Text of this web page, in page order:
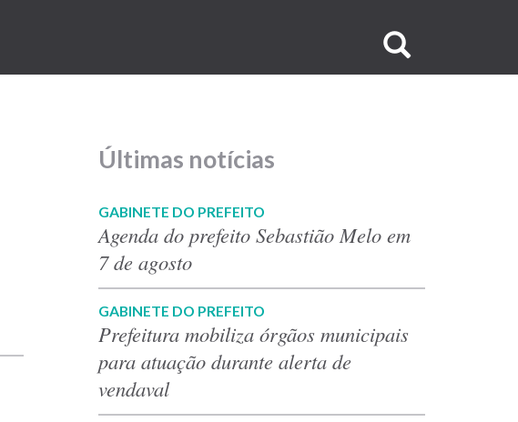
no
Últimas notícias
GABINETE DO PREFEITO
Agenda do prefeito Sebastião Melo em
7 de agosto
GABINETE DO PREFEITO
Prefeitura mobiliza órgãos municipais
para atuação durante alerta de
vendaval